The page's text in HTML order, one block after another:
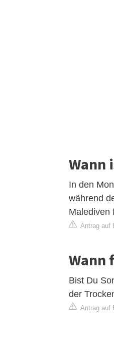
Wann
In den
während
Malediven
Antrag auf
Wann
Bist Du
der
Antrag auf